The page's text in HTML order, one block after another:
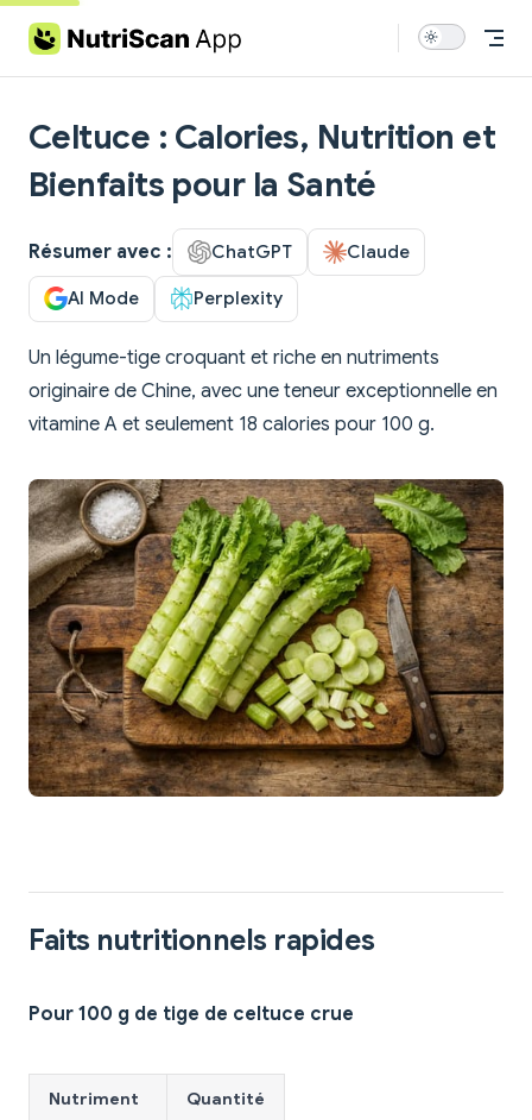
Skip to content
Celtuce : Calories, Nutrition et
Bienfaits pour la Santé
Résumer avec : ChatGPT Claude
AI Mode Perplexity
Un légume-tige croquant et riche en nutriments
originaire de Chine, avec une teneur exceptionnelle en
vitamine A et seulement 18 calories pour 100 g.
Faits nutritionnels rapides
Pour 100 g de tige de celtuce crue
Nutriment Quantité